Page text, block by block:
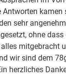
sehr
ohne
alles
wir sind dem
herzliches